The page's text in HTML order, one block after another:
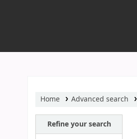
Home Advanced search
Refine your search